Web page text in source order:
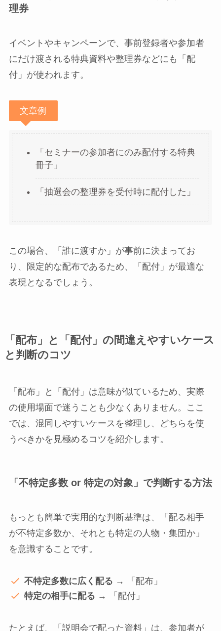
理券
イベントやキャンペーンで、事前登録者や参加者
にだけ渡される特典資料や整理券などにも「配
付」が使われます。
文章例
「セミナーの参加者にのみ配付する特典
冊子」
「抽選会の整理券を受付時に配付した」
この場合、「誰に渡すか」が事前に決まってお
り、限定的な配布であるため、「配付」が最適な
表現となるでしょう。
「配布」と「配付」の間違えやすいケース
と判断のコツ
「配布」と「配付」は意味が似ているため、実際
の使用場面で迷うことも少なくありません。ここ
では、混同しやすいケースを整理し、どちらを使
うべきかを見極めるコツを紹介します。
「不特定多数 or 特定の対象」で判断する方法
もっとも簡単で実用的な判断基準は、「配る相手
が不特定多数か、それとも特定の人物・集団か」
を意識することです。
不特定多数に広く配る → 「配布」
特定の相手に配る → 「配付」
たとえば、「説明会で配った資料」は、参加者が